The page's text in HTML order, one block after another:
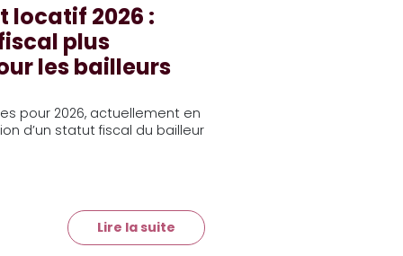
locatif 2026 :
plus
les bailleurs
pour 2026, actuellement en
d’un statut fiscal du bailleur
Lire la suite